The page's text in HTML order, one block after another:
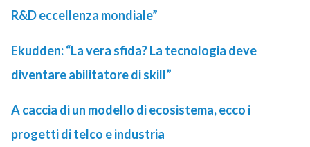
R&D eccellenza mondiale”
Ekudden: “La vera sfida? La tecnologia deve
diventare abilitatore di skill”
A caccia di un modello di ecosistema, ecco i
progetti di telco e industria